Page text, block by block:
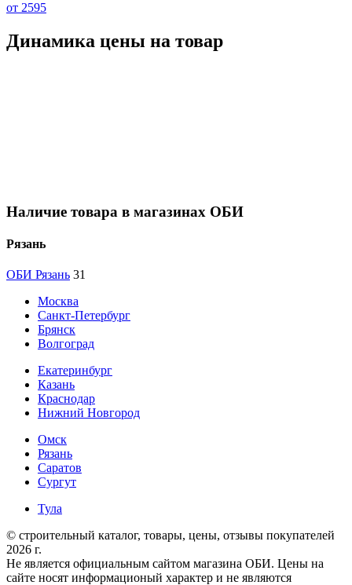
от 2595
Динамика цены на товар
Наличие товара в магазинах ОБИ
Рязань
ОБИ Рязань 31
Москва
Санкт-Петербург
Брянск
Волгоград
Екатеринбург
Казань
Краснодар
Нижний Новгород
Омск
Рязань
Саратов
Сургут
Тула
© строительный каталог, товары, цены, отзывы покупателей
2026 г.
Не является официальным сайтом магазина ОБИ. Цены на
сайте носят информационый характер и не являются